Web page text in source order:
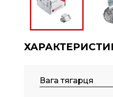
Вага тягарця